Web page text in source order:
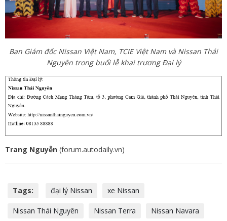
Ban Giám đốc Nissan Việt Nam, TCIE Việt Nam và Nissan Thái
Nguyên trong buổi lễ khai trương Đại lý
Trang Nguyễn (forum.autodaily.vn)
Tags: đại lý Nissan xe Nissan
Nissan Thái Nguyên Nissan Terra Nissan Navara